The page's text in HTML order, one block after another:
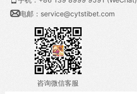
电邮： service@cytstibet.com
咨询微信客服